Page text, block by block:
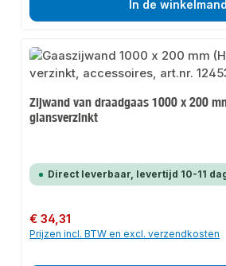
In de winkelmand
Zijwand van draadgaas 1000 x 200
glansverzinkt
Direct leverbaar, levertijd 10-11
Normale prijs:
€ 34,31
Prijzen incl. BTW en excl. verzendkosten